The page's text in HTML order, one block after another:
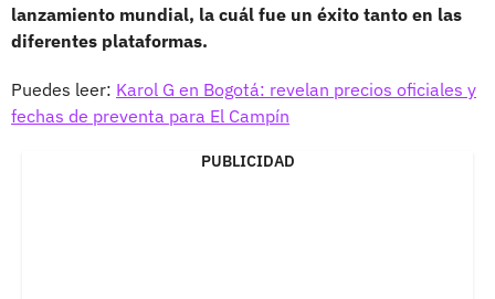
lanzamiento mundial, la cuál fue un éxito tanto en las
diferentes plataformas.
Puedes leer: Karol G en Bogotá: revelan precios oficiales y
fechas de preventa para El Campín
PUBLICIDAD